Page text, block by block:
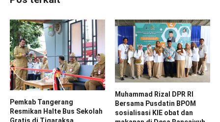
Pemkab Tangerang
Resmikan Halte Bus Sekolah
Muhammad Rizal DPR RI
Bersama Pusdatin BPOM
sosialisasi KIE obat dan